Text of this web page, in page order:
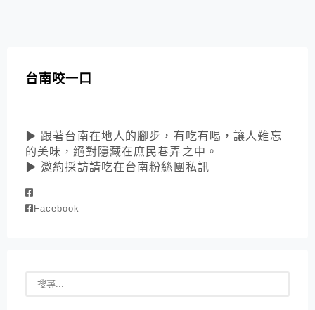
台南咬一口
▶ 跟著台南在地人的腳步，有吃有喝，讓人難忘
的美味，絕對隱藏在庶民巷弄之中。
▶ 邀約採訪請吃在台南粉絲團私訊
Facebook